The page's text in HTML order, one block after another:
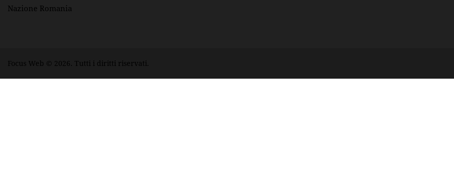
Nazione Romania
Focus Web © 2026. Tutti i diritti riservati.